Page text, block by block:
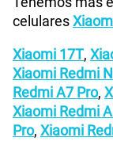
celulares
Xiaomi 17T,
Xiaomi Redmi
Redmi A7 Pro,
Xiaomi Redmi
Pro, Xiaomi